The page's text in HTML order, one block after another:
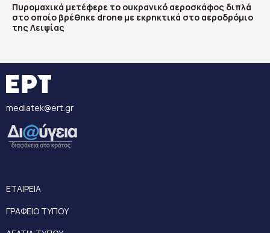
Πυρομαχικά μετέφερε το ουκρανικό αεροσκάφος διπλά
στο οποίο βρέθηκε drone με εκρηκτικά στο αεροδρόμιο
της Λειψίας
mediatek@ert.gr
ΕΤΑΙΡΕΙΑ
ΓΡΑΦΕΙΟ ΤΥΠΟΥ